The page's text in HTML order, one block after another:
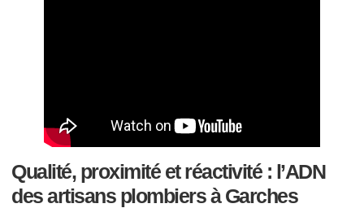
Qualité, proximité et réactivité : l’ADN
des artisans plombiers à Garches